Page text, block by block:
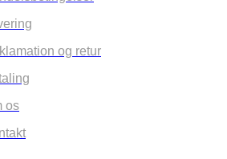
og retur
os